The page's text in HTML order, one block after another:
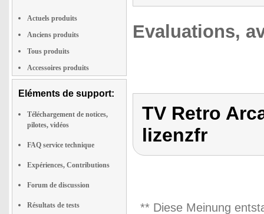
Actuels produits
Anciens produits
Tous produits
Accessoires produits
Eléments de support:
Téléchargement de notices,
pilotes, vidéos
FAQ service technique
Expériences, Contributions
Forum de discussion
Résultats de tests
Evaluations,
TV Retro
lizenzfr
** Diese Meinung